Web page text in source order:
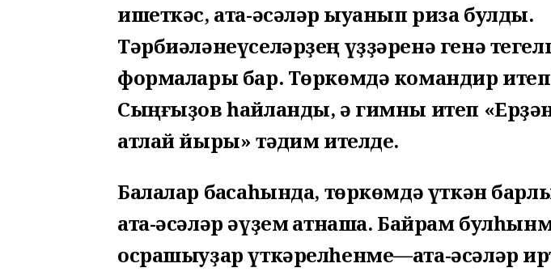
ишеткәс, ата-әсәләр ҡыуанып риза булды.
Тәрбиәләнеүселәрҙең үҙҙәренә генә
формалары бар. Төркөмдә командир
Сыңғыҙов һайланды, ә гимны итеп
атлай йыры» тәҡдим ителде.
Балалар баҡсаһында, төркөмдә үткән
ата-әсәләр әүҙем ҡатнаша. Байрам
осрашыуҙар үткәрелһенме—ата-әсәләр